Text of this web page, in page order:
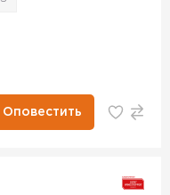
Оповестить